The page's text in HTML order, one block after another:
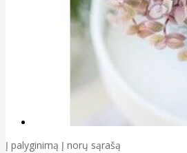
Į palyginimą Į norų sąrašą